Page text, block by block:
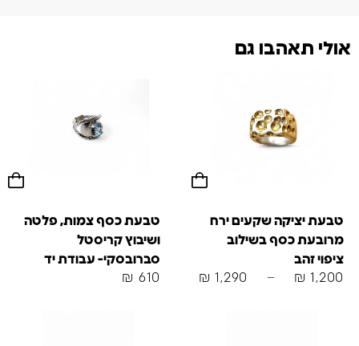
אולי תאהבו גם
טבעת יציקה שקעים ירח
מרובעת כסף בשילוב
ציפוי זהב
₪ 1,200
–
₪ 1,290
טבעת כסף צמות, פלטה
ושיבוץ קריסטל
סברובסקי- עבודת יד
₪ 610